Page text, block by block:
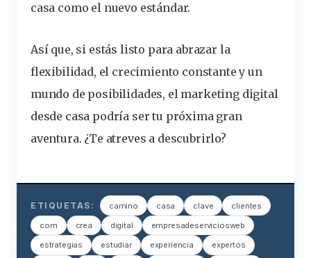
casa como el nuevo estándar.
Así que, si estás listo para abrazar la
flexibilidad, el crecimiento constante y un
mundo de posibilidades, el marketing digital
desde casa podría ser tu próxima gran
aventura. ¿Te atreves a descubrirlo?
ETIQUETAS: camino casa clave clientes
com crea digital empresadeserviciosweb
estrategias estudiar experiencia expertos